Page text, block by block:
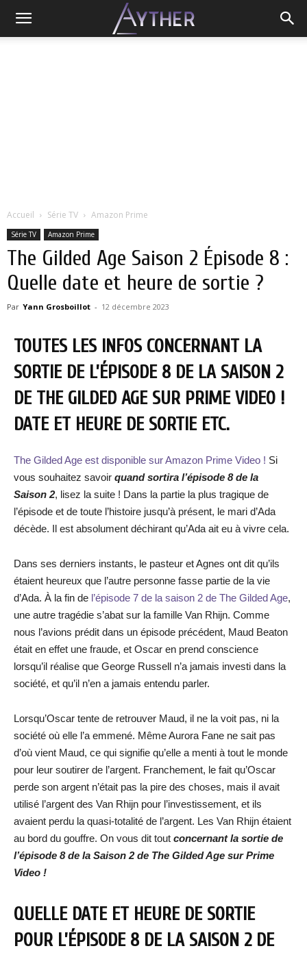
Accueil Série TV Amazon Prime
Série TV Amazon Prime
The Gilded Age Saison 2 Épisode 8 :
Quelle date et heure de sortie ?
Par Yann Grosboillot - 12 décembre 2023
TOUTES LES INFOS CONCERNANT LA
SORTIE DE L’ÉPISODE 8 DE LA SAISON 2
DE THE GILDED AGE SUR PRIME VIDEO !
DATE ET HEURE DE SORTIE ETC.
The Gilded Age est disponible sur Amazon Prime Video ! Si
vous souhaitez savoir quand sortira l’épisode 8 de la
Saison 2, lisez la suite ! Dans la partie la plus tragique de
l’épisode et de toute l’histoire jusqu’à présent, le mari d’Ada
décède. Il est absolument déchirant qu’Ada ait eu à vivre cela.
Dans ses derniers instants, le pasteur et Agnes ont dit qu’ils
étaient heureux que l’autre personne fasse partie de la vie
d’Ada. À la fin de l’épisode 7 de la saison 2 de The Gilded Age,
une autre tragédie s’abat sur la famille Van Rhijn. Comme
nous l’avions prédit dans un épisode précédent, Maud Beaton
était en effet une fraude, et Oscar en prend conscience
lorsqu’il réalise que George Russell n’a jamais investi dans la
société, et qu’il n’en a jamais entendu parler.
Lorsqu’Oscar tente de retrouver Maud, il ne la voit pas, ni la
société où elle l’a emmené. Même Aurora Fane ne sait pas
d’où vient Maud, ce qui signifie qu’elle a menti à tout le monde
pour leur soutirer de l’argent. Franchement, le fait qu’Oscar
perde son argent n’était pas la pire des choses, mais il avait
utilisé l’argent des Van Rhijn pour l’investissement, et ils
avaient perdu la quasi-totalité de l’argent. Les Van Rhijn étaient
au bord du gouffre. On vous dit tout concernant la sortie de
l’épisode 8 de la Saison 2 de The Gilded Age sur Prime
Video !
QUELLE DATE ET HEURE DE SORTIE
POUR L’ÉPISODE 8 DE LA SAISON 2 DE